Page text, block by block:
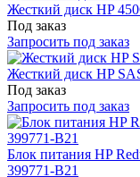
Жесткий диск HP
Под заказ
Запросить под заказ
Жесткий диск HP
Под заказ
Запросить под заказ
Блок питания HP
399771-B21